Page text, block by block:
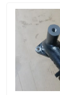
उत्पादों